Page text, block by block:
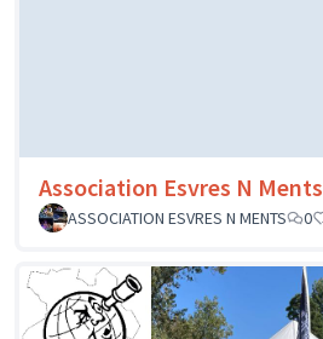
Association Esvres N Ments
ASSOCIATION ESVRES N MENTS
0